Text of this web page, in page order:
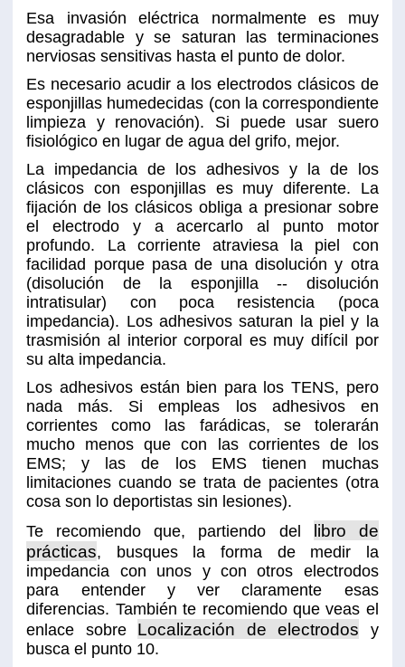
Esa invasión eléctrica normalmente es muy
desagradable y se saturan las terminaciones
nerviosas sensitivas hasta el punto de dolor.
Es necesario acudir a los electrodos clásicos de
esponjillas humedecidas (con la correspondiente
limpieza y renovación). Si puede usar suero
fisiológico en lugar de agua del grifo, mejor.
La impedancia de los adhesivos y la de los
clásicos con esponjillas es muy diferente. La
fijación de los clásicos obliga a presionar sobre
el electrodo y a acercarlo al punto motor
profundo. La corriente atraviesa la piel con
facilidad porque pasa de una disolución y otra
(disolución de la esponjilla -- disolución
intratisular) con poca resistencia (poca
impedancia). Los adhesivos saturan la piel y la
trasmisión al interior corporal es muy difícil por
su alta impedancia.
Los adhesivos están bien para los TENS, pero
nada más. Si empleas los adhesivos en
corrientes como las farádicas, se tolerarán
mucho menos que con las corrientes de los
EMS; y las de los EMS tienen muchas
limitaciones cuando se trata de pacientes (otra
cosa son lo deportistas sin lesiones).
Te recomiendo que, partiendo del libro de
prácticas, busques la forma de medir la
impedancia con unos y con otros electrodos
para entender y ver claramente esas
diferencias. También te recomiendo que veas el
enlace sobre Localización de electrodos y
busca el punto 10.